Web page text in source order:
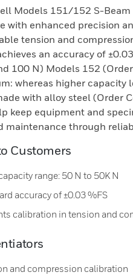
Models 151/152 S-
with enhanced precision
tension and
an accuracy of
100 N) Models 152
whereas higher capacity
with alloy steel (Order
keep equipment and
maintenance through
Customers
range: 50 N to 50K N
accuracy of ±0.03 %FS
calibration in tension and
and compression calibration